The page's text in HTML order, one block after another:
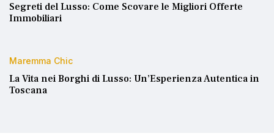
Segreti del Lusso: Come Scovare le Migliori Offerte
Immobiliari
Maremma Chic
La Vita nei Borghi di Lusso: Un’Esperienza Autentica in
Toscana